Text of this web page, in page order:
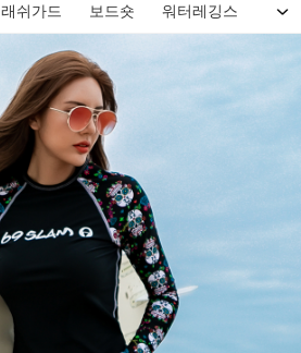
래쉬가드 보드숏 워터레깅스 비
메뉴